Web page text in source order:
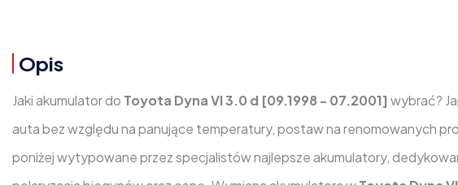
Opis
Jaki akumulator do Toyota Dyna VI 3.0 d [09.1998 - 07.2001] wybrać?
auta bez względu na panujące temperatury, postaw na renomowanych
poniżej wytypowane przez specjalistów najlepsze akumulatory,